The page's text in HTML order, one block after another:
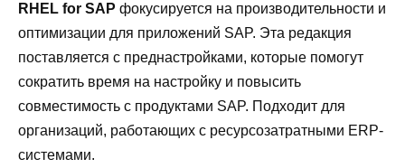
RHEL for SAP фокусируется на производительности и
оптимизации для приложений SAP. Эта редакция
поставляется с преднастройками, которые помогут
сократить время на настройку и повысить
совместимость с продуктами SAP. Подходит для
организаций, работающих с ресурсозатратными ERP-
системами.